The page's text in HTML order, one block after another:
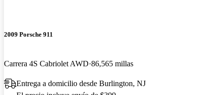
2009 Porsche 911
Carrera 4S Cabriolet AWD 86,565 millas
Entrega a domicilio desde Burlington, NJ